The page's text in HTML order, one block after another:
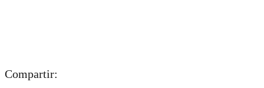
Compartir: